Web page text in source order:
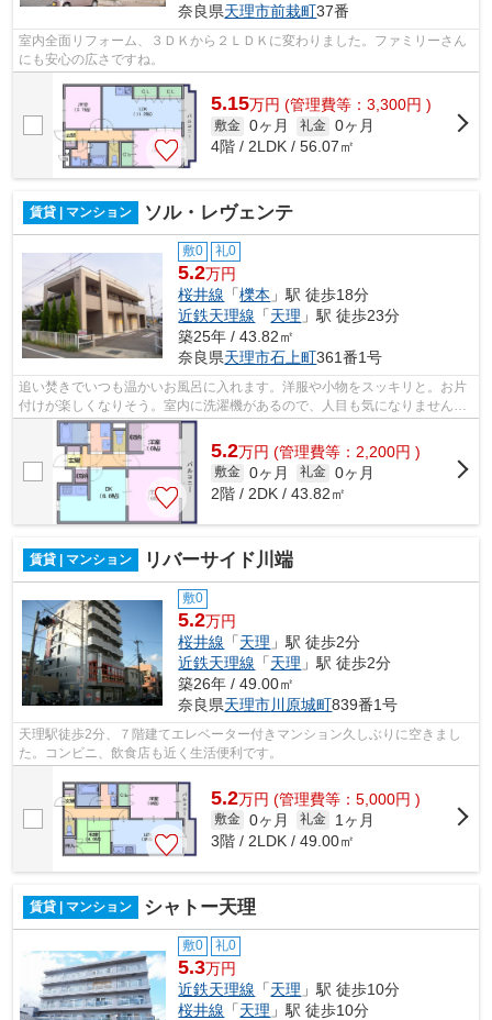
奈良県天理市前栽町37番
室内全面リフォーム、３ＤＫから２ＬＤＫに変わりました。ファミリーさん
にも安心の広さですね。
5.15万円 (管理費等：3,300円 )
敷金 0ヶ月 礼金 0ヶ月
4階 / 2LDK / 56.07㎡
賃貸 | マンション ソル・レヴェンテ
敷0 礼0
5.2万円
桜井線 「櫟本 」駅 徒歩18分
近鉄天理線 「天理 」駅 徒歩23分
築25年 / 43.82㎡
奈良県天理市石上町361番1号
追い焚きでいつも温かいお風呂に入れます。洋服や小物をスッキリと。お片
付けが楽しくなりそう。室内に洗濯機があるので、人目も気になりません。
お隣に気兼ねなく生活できる角部屋物...
5.2万円 (管理費等：2,200円 )
敷金 0ヶ月 礼金 0ヶ月
2階 / 2DK / 43.82㎡
賃貸 | マンション リバーサイド川端
敷0
5.2万円
桜井線 「天理 」駅 徒歩2分
近鉄天理線 「天理 」駅 徒歩2分
築26年 / 49.00㎡
奈良県天理市川原城町839番1号
天理駅徒歩2分、７階建てエレベーター付きマンション久しぶりに空きまし
た。コンビニ、飲食店も近く生活便利です。
5.2万円 (管理費等：5,000円 )
敷金 0ヶ月 礼金
1ヶ月
3階 / 2LDK / 49.00㎡
賃貸 | マンション シャトー天理
敷0 礼0
5.3万円
近鉄天理線 「天理 」駅 徒歩10分
桜井線 「天理 」駅 徒歩10分